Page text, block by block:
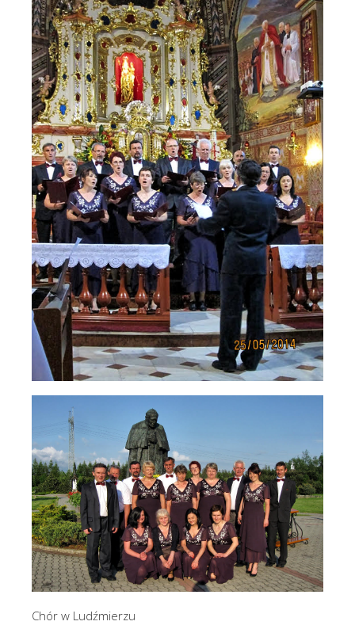
Chór w Ludźmierzu